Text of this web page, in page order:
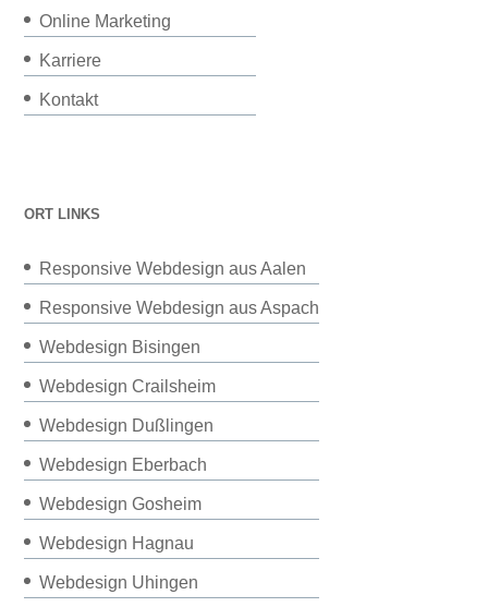
Online Marketing
Karriere
Kontakt
ORT LINKS
Responsive Webdesign aus Aalen
Responsive Webdesign aus Aspach
Webdesign Bisingen
Webdesign Crailsheim
Webdesign Dußlingen
Webdesign Eberbach
Webdesign Gosheim
Webdesign Hagnau
Webdesign Uhingen